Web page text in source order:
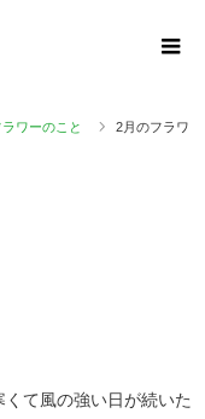
ワーのこと
2月のフラワ
て風の強い日が続いた